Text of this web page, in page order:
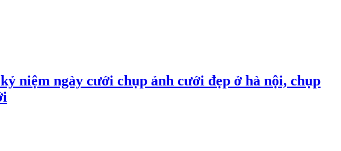
niệm ngày cưới chụp ảnh cưới đẹp ở hà nội, chụp